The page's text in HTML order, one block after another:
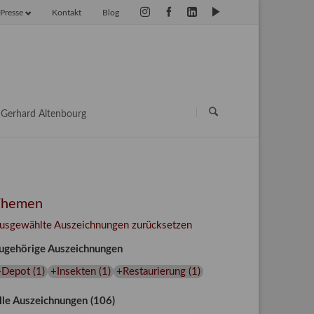
Blog
Kontakt
Presse
Gerhard Altenbourg
Auszeichnungen zurücksetzen
Auszeichnungen
(1 ) +Insekten(1 ) +Restaurierung(1 )
Auszeichnungen (106)